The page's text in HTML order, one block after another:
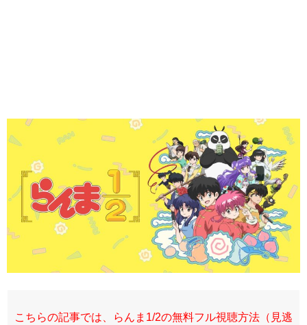
こちらの記事では、らんま1/2の無料フル視聴方法（見逃